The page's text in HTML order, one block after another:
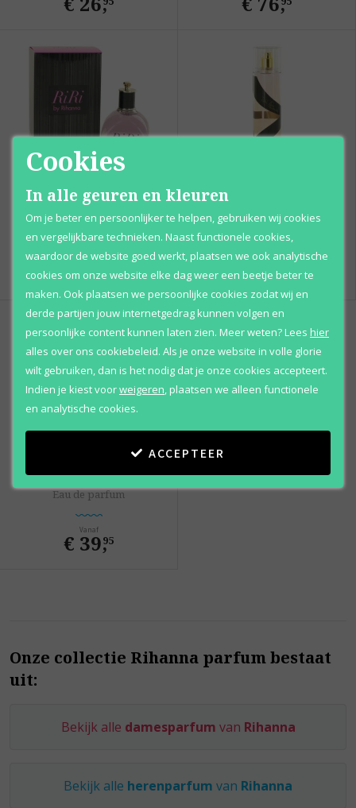
Rihanna
Eau de parfum
Vanaf
€ 47,95
Body spray
Vanaf
€ 27,95
Kiss
Eau de parfum
Vanaf
€ 39,
95
Onze collectie Rihanna parfum bestaat
uit:
Bekijk alle damesparfum van Rihanna
Bekijk alle herenparfum van Rihanna
Cookies
In alle geuren en kleuren
Om je beter en persoonlijker te helpen, gebruiken wij cookies
en vergelijkbare technieken. Naast functionele cookies,
waardoor de website goed werkt, plaatsen we ook analytische
cookies om onze website elke dag weer een beetje beter te
maken. Ook plaatsen we persoonlijke cookies zodat wij en
derde partijen jouw internetgedrag kunnen volgen en
persoonlijke content kunnen laten zien. Meer weten?Lees hier
alles over ons cookiebeleid. Als je onze website in volle glorie
wilt gebruiken, dan is het nodig dat je onze cookies accepteert.
Indien je kiest voorweigeren plaatsen we alleen functionele
en analytische cookies.
ACCEPTEER